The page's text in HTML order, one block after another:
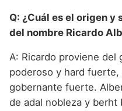
Q: ¿Cuál es el origen
del nombre Ricardo
A: Ricardo proviene del
poderoso y hard
gobernante fuerte.
de adal nobleza y berht